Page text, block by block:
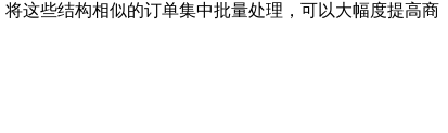
这些结构相似的订单集中批量处理，可以大幅度提高商